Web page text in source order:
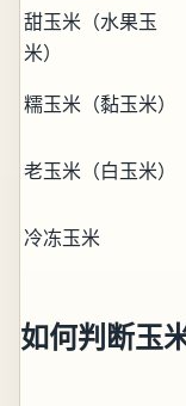
甜玉米（水果玉
米）
糯玉米（黏玉米）
老玉米（白玉米）
冷冻玉米
如何判断玉